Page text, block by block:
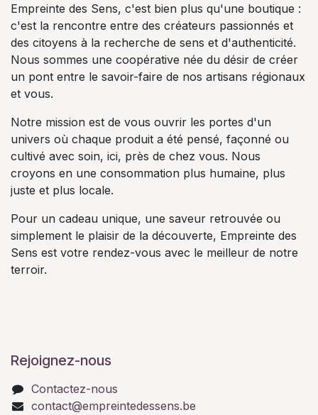
Empreinte des Sens, c'est bien plus qu'une boutique :
c'est la rencontre entre des créateurs passionnés et
des citoyens à la recherche de sens et d'authenticité.
Nous sommes une coopérative née du désir de créer
un pont entre le savoir-faire de nos artisans régionaux
et vous.
Notre mission est de vous ouvrir les portes d'un
univers où chaque produit a été pensé, façonné ou
cultivé avec soin, ici, près de chez vous. Nous
croyons en une consommation plus humaine, plus
juste et plus locale.
Pour un cadeau unique, une saveur retrouvée ou
simplement le plaisir de la découverte, Empreinte des
Sens est votre rendez-vous avec le meilleur de notre
terroir.
Rejoignez-nous
Contactez-nous
contact@empreintedessens.be